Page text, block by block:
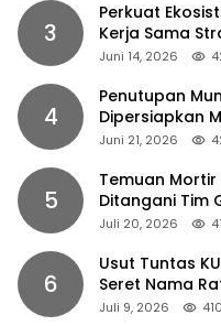
3
Perkuat
Kerja Sama
Juni 14, 2026
4
Penutupan
Dipersiapkan
Juni 21, 2026
5
Temuan
Ditangani Tim
Juli 20, 2026
6
Usut Tuntas
Seret Nama
Juli 9, 2026 410